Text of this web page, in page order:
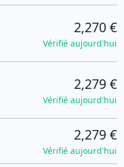
2,270 €
Vérifié aujourd'hui
2,279 €
Vérifié aujourd'hui
2,279 €
Vérifié aujourd'hui